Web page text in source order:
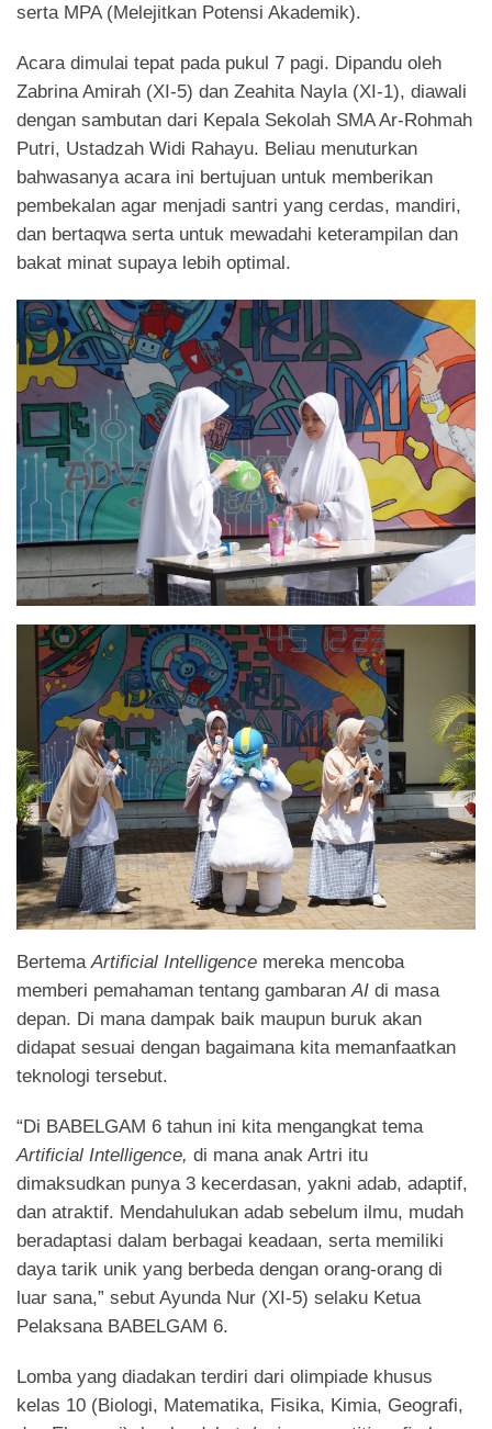
serta MPA (Melejitkan Potensi Akademik).
Acara dimulai tepat pada pukul 7 pagi. Dipandu oleh
Zabrina Amirah (XI-5) dan Zeahita Nayla (XI-1), diawali
dengan sambutan dari Kepala Sekolah SMA Ar-Rohmah
Putri, Ustadzah Widi Rahayu. Beliau menuturkan
bahwasanya acara ini bertujuan untuk memberikan
pembekalan agar menjadi santri yang cerdas, mandiri,
dan bertaqwa serta untuk mewadahi keterampilan dan
bakat minat supaya lebih optimal.
BertemaArtificial Intelligence mereka mencoba
memberi pemahaman tentang gambaranAI di masa
depan. Di mana dampak baik maupun buruk akan
didapat sesuai dengan bagaimana kita memanfaatkan
teknologi tersebut.
“Di BABELGAM 6 tahun ini kita mengangkat tema
Artificial Intelligence, di mana anak Artri itu
dimaksudkan punya 3 kecerdasan, yakni adab, adaptif,
dan atraktif. Mendahulukan adab sebelum ilmu, mudah
beradaptasi dalam berbagai keadaan, serta memiliki
daya tarik unik yang berbeda dengan orang-orang di
luar sana,” sebut Ayunda Nur (XI-5) selaku Ketua
Pelaksana BABELGAM 6.
Lomba yang diadakan terdiri dari olimpiade khusus
kelas 10 (Biologi, Matematika, Fisika, Kimia, Geografi,